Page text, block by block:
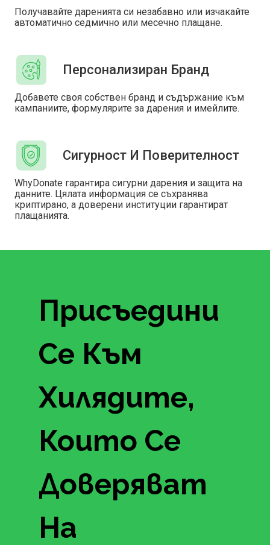
Получавайте даренията си незабавно или изчакайте
автоматично седмично или месечно плащане.
Персонализиран Бранд
Добавете своя собствен бранд и съдържание към
кампаниите, формулярите за дарения и имейлите.
Сигурност И Поверителност
WhyDonate гарантира сигурни дарения и защита на
данните. Цялата информация се съхранява
криптирано, а доверени институции гарантират
плащанията.
Присъедини
Се Към
Хилядите,
Които Се
Доверяват
На